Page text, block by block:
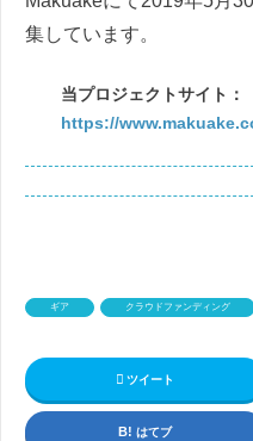
集しています。
当プロジェクトサイト：
https://
ギア クラウドファンディング
ツイート
はてブ